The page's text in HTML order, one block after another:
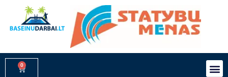
turinio
0
Cart